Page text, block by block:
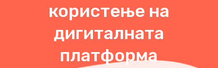
користење на
дигиталната
платформа